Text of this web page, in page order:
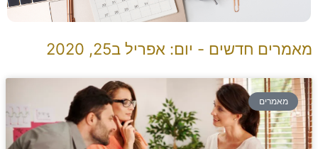
מאמרים חדשים - יום: אפריל ב25, 2020
מאמרים